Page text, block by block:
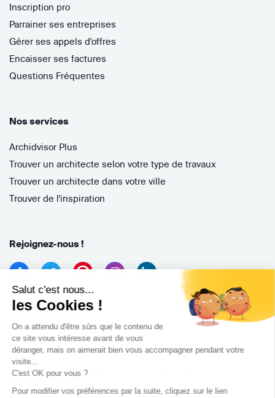
Salut c'est nous...
les Cookies !
On a attendu d'être sûrs que le contenu de
ce site vous intéresse avant de vous
déranger, mais on aimerait bien vous accompagner pendant votre
visite...
C'est OK pour vous ?
Pour modifier vos préférences par la suite, cliquez sur le lien
Inscription pro
Parrainer ses entreprises
Gérer ses appels d'offres
Encaisser ses factures
Questions Fréquentes
Nos services
Archidvisor Plus
Trouver un architecte selon votre type de travaux
Trouver un architecte dans votre ville
Trouver de l'inspiration
Rejoignez-nous !
Archidvisor
13 Rue des Cordeliers, 33000 Bordeaux, France